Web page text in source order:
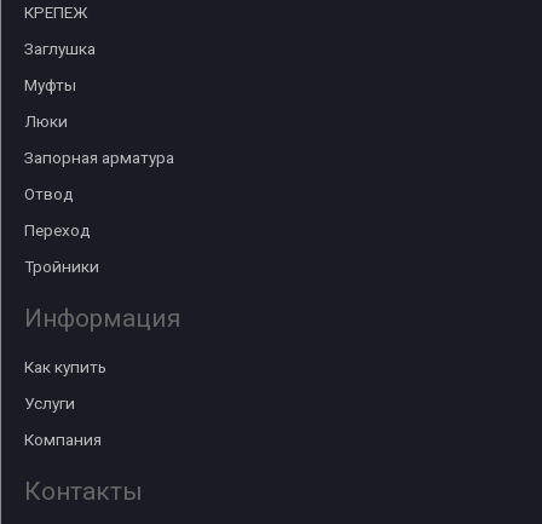
КРЕПЕЖ
Заглушка
Муфты
Люки
Запорная арматура
Отвод
Переход
Тройники
Информация
Как купить
Услуги
Компания
Контакты